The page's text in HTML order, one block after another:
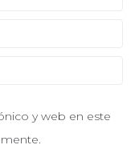
y web en este